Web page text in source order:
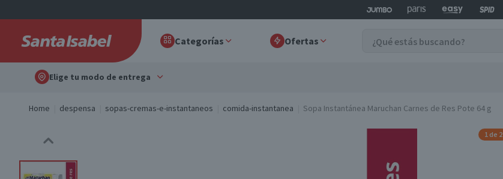
Categorías Ofertas
Elige tu modo de entrega
Home despensa sopas-cremas-e-instantaneos comida-instantanea Sopa Instantánea Maruchan Carnes de Res Pote 64 g
1 de 2